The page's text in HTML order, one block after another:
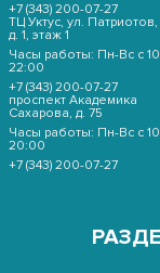
Часы
Пн-Вс с 10:00 -
+7 (343) 200-07-27
ТЦ Уктус, ул. Патриотов,
д. 1, этаж 1
Часы работы: Пн-Вс с
22:00
+7 (343) 200-07-27
проспект Академика
Сахарова, д. 75
Часы работы: Пн-Вс с
20:00
+7 (343) 200-07-27